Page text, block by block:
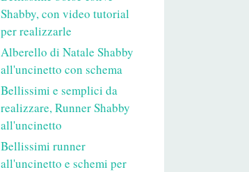
Shabby, con video tutorial
per realizzarle
Alberello di Natale Shabby
all'uncinetto con schema
Bellissimi e semplici da
realizzare, Runner Shabby
all'uncinetto
Bellissimi runner
all'uncinetto e schemi per